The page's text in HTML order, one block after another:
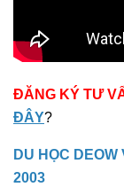
ĐĂNG KÝ TƯ
ĐÂY?
DU HỌC
2003